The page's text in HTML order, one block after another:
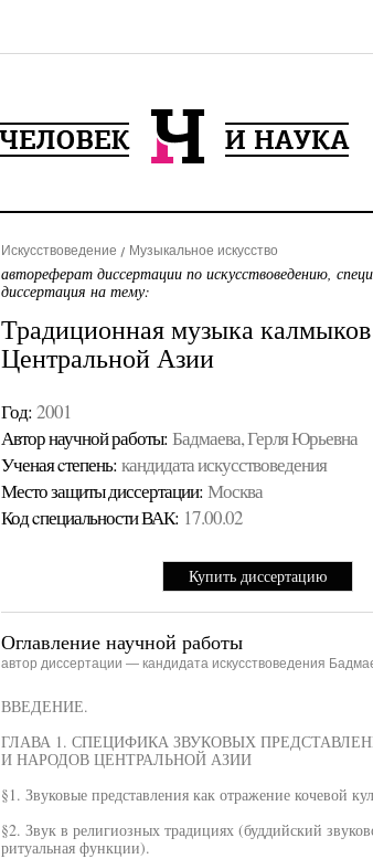
Искусствоведение Музыкальное искусство
автореферат диссертации по искусствоведению,
диссертация на тему:
Традиционная музыка калмыков
Центральной Азии
Год: 2001
Автор научной работы: Бадмаева, Герля Юрьевна
Ученая cтепень: кандидата искусствоведения
Место защиты диссертации: Москва
Код cпециальности ВАК: 17.00.02
Купить диссертацию
Оглавление научной работы
автор диссертации — кандидата искусствоведения
ВВЕДЕНИЕ.
ГЛАВА 1. СПЕЦИФИКА ЗВУКОВЫХ
И НАРОДОВ ЦЕНТРАЛЬНОЙ АЗИИ
§1. Звуковые представления как отражение кочевой
§2. Звук в религиозных традициях (буддийский
ритуальная функции).